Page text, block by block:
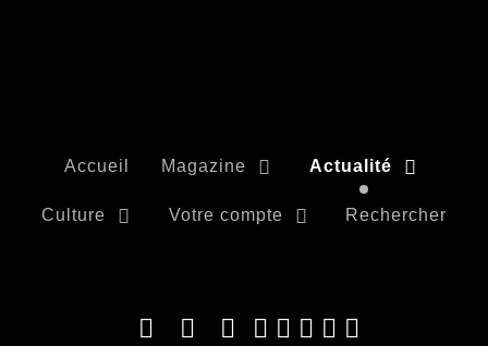
Accueil Magazine Actualité
Culture Votre compte Rechercher